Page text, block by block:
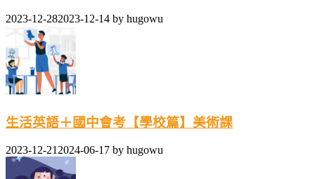
2023-12-282023-12-14 by hugowu
生活英語＋國中會考【學校篇】美術課
2023-12-21 2024-06-17 by hugowu